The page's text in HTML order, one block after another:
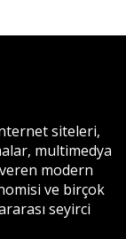
siteleri,
multimedya
modern
ve birçok
seyirci